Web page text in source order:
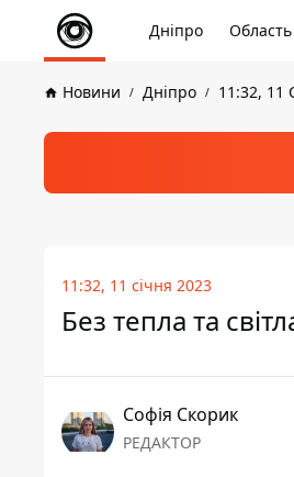
Дніпро Область
Новини Дніпро 11:32, 11
11:32, 11 січня 2023
Без тепла та
Софія Скорик
РЕДАКТОР